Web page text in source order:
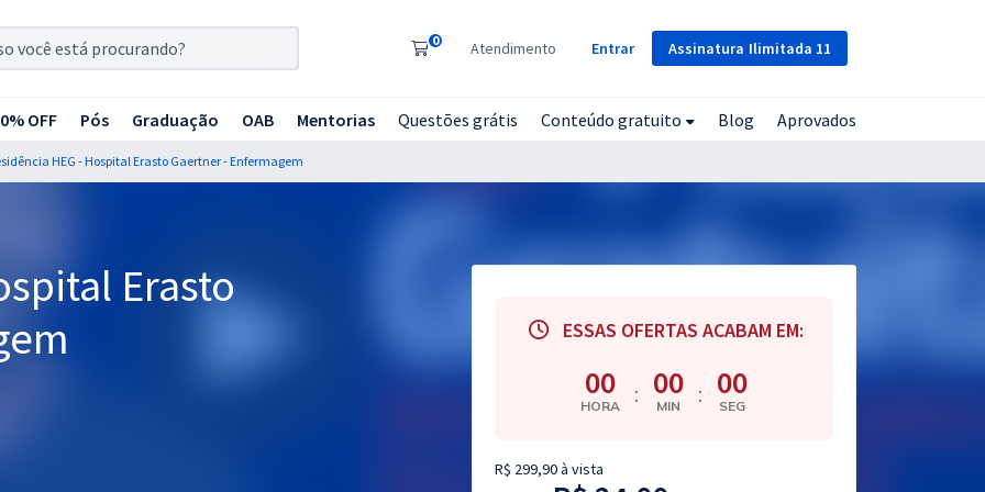
Assinatura Ilimitada 11
0 Atendimento Entrar
OFF Pós Graduação OAB Mentorias Questões grátis Conteúdo gratuito Blog Aprovados
HEG - Hospital Erasto Gaertner - Enfermagem
Erasto
ESSAS OFERTAS ACABAM EM:
00
HORA : 00
MIN : 00
SEG
R$ 299,90 à vista